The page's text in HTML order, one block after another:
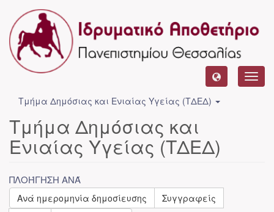
Τμήμα Δημόσιας και Ενιαίας Υγείας (ΤΔΕΔ)
Τμήμα Δημόσιας και
Ενιαίας Υγείας (ΤΔΕΔ)
ΠΛΟΉΓΗΣΗ ΑΝΆ
Ανά ημερομηνία δημοσίευσης
Συγγραφείς